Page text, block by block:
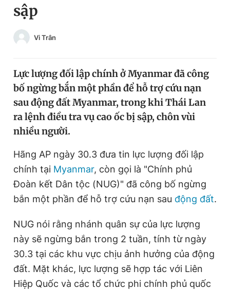
Chào ngày mới
Tin thị trường
Video Magazine
Sản phẩm khác
Tiện ích
Thông tin tòa soạn Liên hệ quảng cáo
Đọc Thanh Niên trên điện thoại
sập
Vi Trân
Lực lượng đối lập chính ở Myanmar đã công
bố ngừng bắn một phần để hỗ trợ cứu nạn
sau động đất Myanmar, trong khi Thái Lan
ra lệnh điều tra vụ cao ốc bị sập, chôn vùi
nhiều người.
Hãng AP ngày 30.3 đưa tin lực lượng đối lập
chính tại Myanmar, còn gọi là "Chính phủ
Đoàn kết Dân tộc (NUG)" đã công bố ngừng
bắn một phần để hỗ trợ cứu nạn sau động đất.
NUG nói rằng nhánh quân sự của lực lượng
này sẽ ngừng bắn trong 2 tuần, tính từ ngày
30.3 tại các khu vực chịu ảnh hưởng của động
đất. Mặt khác, lực lượng sẽ hợp tác với Liên
Hiệp Quốc và các tổ chức phi chính phủ quốc